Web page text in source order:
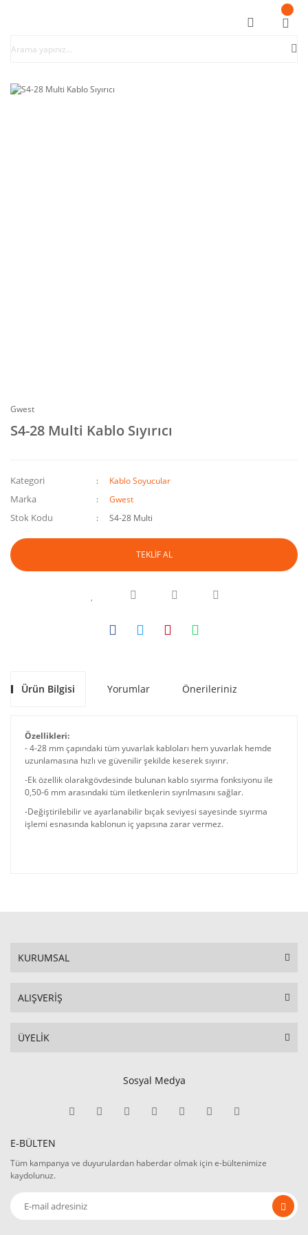
Gwest
S4-28 Multi Kablo Sıyırıcı
Kategori Kablo Soyucular
Marka Gwest
Stok Kodu S4-28 Multi
TEKLİF AL
Ürün Bilgisi Yorumlar Önerileriniz
Özellikleri:
- 4-28 mm çapındaki tüm yuvarlak kabloları hem yuvarlak hemde
uzunlamasına hızlı ve güvenilir şekilde keserek sıyırır.
-Ek özellik olarakgövdesinde bulunan kablo sıyırma fonksiyonu ile
0,50-6 mm arasındaki tüm iletkenlerin sıyrılmasını sağlar.
-Değiştirilebilir ve ayarlanabilir bıçak seviyesi sayesinde sıyırma
işlemi esnasında kablonun iç yapısına zarar vermez.
KURUMSAL
ALIŞVERİŞ
ÜYELİK
Sosyal Medya
E-BÜLTEN
Tüm kampanya ve duyurulardan haberdar olmak için e-bültenimize
kaydolunuz.